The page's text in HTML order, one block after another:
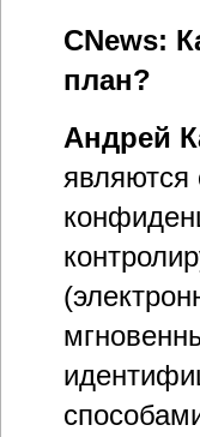
CNews:
план?
Андрей
являются